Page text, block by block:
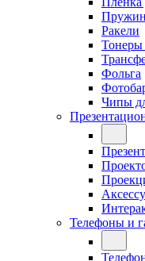
Ракели
Тонеры
Фольга
Чипы
Телефоны и